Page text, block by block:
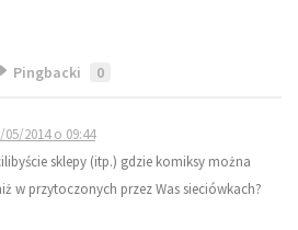
Pingbacki 0
05/2014 o 09:44
sklepy (itp.) gdzie komiksy można
w przytoczonych przez Was sieciówkach?